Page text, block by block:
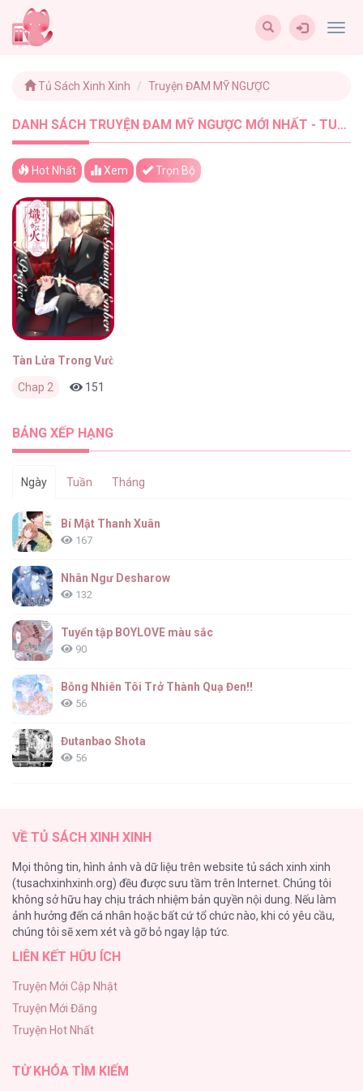
Tủ Sách Xinh Xinh Truyện ĐAM MỸ NGƯỢC
DANH SÁCH TRUYỆN ĐAM MỸ NGƯỢC MỚI NHẤT - TUSACHXINHXINH (1)
Hot Nhất Xem Trọn Bộ
Tàn Lửa Trong Vườn Hoa Cô Ngạo
Chap 2 151
BẢNG XẾP HẠNG
Ngày Tuần Tháng
Bí Mật Thanh Xuân
167
Nhân Ngư Desharow
132
Tuyển tập BOYLOVE màu sắc
90
Bỗng Nhiên Tôi Trở Thành Quạ Đen!!
56
Đutanbao Shota
56
54
Một Đêm Nọ Đột Nhiên Yandere Tới!
51
Cách Khiến Phu Quân Đứng Về Phía Tôi
ONESHOT CHỊCH VỒN CHỊCH VÃ
47
VỀ TỦ SÁCH XINH XINH
Mọi thông tin, hình ảnh và dữ liệu trên website tủ sách xinh xinh
(tusachxinhxinh.org) đều được sưu tầm trên Internet. Chúng tôi
không sở hữu hay chịu trách nhiệm bản quyền nội dung. Nếu làm
ảnh hưởng đến cá nhân hoặc bất cứ tổ chức nào, khi có yêu cầu,
chúng tôi sẽ xem xét và gỡ bỏ ngay lập tức.
LIÊN KẾT HỮU ÍCH
Truyện Mới Cập Nhật
Truyện Mới Đăng
Truyện Hot Nhất
TỪ KHÓA TÌM KIẾM